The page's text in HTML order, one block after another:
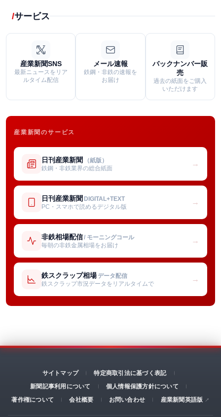
サービス
産業新聞SNS
最新ニュースをリア
ルタイム配信
メール速報
鉄鋼・非鉄の速報を
お届け
バックナンバー販
売
過去の紙面をご購入
いただけます
産業新聞のサービス
日刊産業新聞 （紙版）
鉄鋼・非鉄業界の総合紙面
→
日刊産業新聞 DIGITAL+TEXT
PC・スマホで読めるデジタル版
→
非鉄相場配信/ モーニングコール
毎朝の非鉄金属相場をお届け
→
鉄スクラップ相場 データ配信
鉄スクラップ市況データをリアルタイムで
→
サイトマップ
特定商取引法に基づく表記
新聞記事利用について
個人情報保護方針について
著作権について
会社概要 お問い合わせ 産業新聞英語版